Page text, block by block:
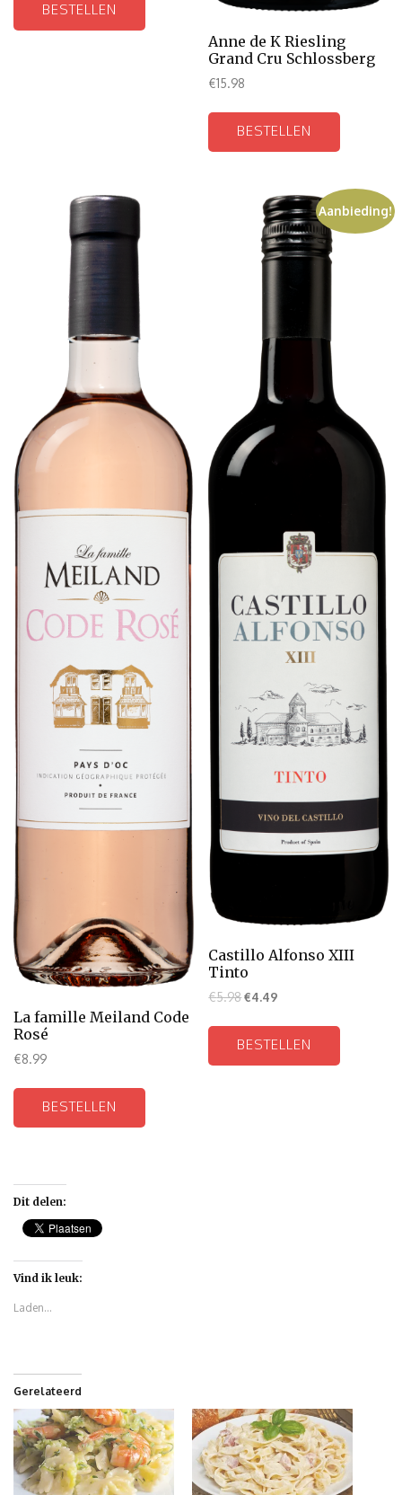
BESTELLEN
Anne de K Riesling
Grand Cru Schlossberg
€15.98
BESTELLEN
La famille Meiland Code
Rosé
€8.99
BESTELLEN
Aanbieding!
Castillo Alfonso XIII
Tinto
€5.98€4.49
BESTELLEN
Dit delen:
Vind ik leuk:
Laden...
Gerelateerd